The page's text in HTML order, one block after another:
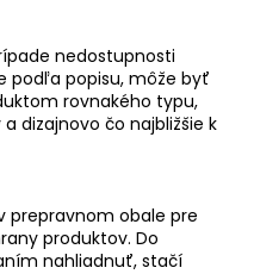
nedostupnosti
podľa popisu, môže byť
rovnakého typu,
dizajnovo čo najbližšie k
prepravnom obale pre
produktov. Do
nahliadnuť, stačí